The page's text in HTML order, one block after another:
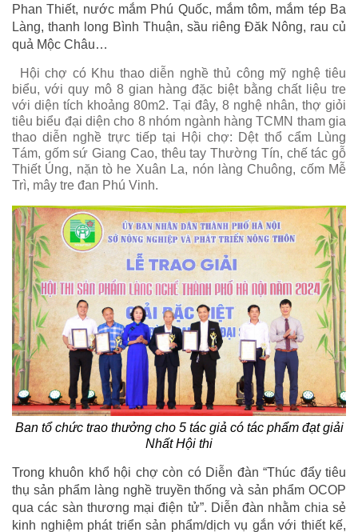
Phan Thiết, nước mắm Phú Quốc, mắm tôm, mắm tép Ba
Làng, thanh long Bình Thuận, sầu riêng Đăk Nông, rau củ
quả Mộc Châu…
Hội chợ có Khu thao diễn nghề thủ công mỹ nghệ tiêu
biểu, với quy mô 8 gian hàng đặc biệt bằng chất liệu tre
với diện tích khoảng 80m2. Tại đây, 8 nghệ nhân, thợ giỏi
tiêu biểu đại diện cho 8 nhóm ngành hàng TCMN tham gia
thao diễn nghề trực tiếp tại Hội chợ: Dệt thổ cẩm Lùng
Tám, gốm sứ Giang Cao, thêu tay Thường Tín, chế tác gỗ
Thiết Úng, nặn tò he Xuân La, nón làng Chuông, cốm Mễ
Trì, mây tre đan Phú Vinh.
Ban tổ chức trao thưởng cho 5 tác giả có tác phẩm đạt giải
Nhất Hội thi
Trong khuôn khổ hội chợ còn có Diễn đàn “Thúc đẩy tiêu
thụ sản phẩm làng nghề truyền thống và sản phẩm OCOP
qua các sàn thương mại điện tử”. Diễn đàn nhằm chia sẻ
kinh nghiệm phát triển sản phẩm/dịch vụ gắn với thiết kế,